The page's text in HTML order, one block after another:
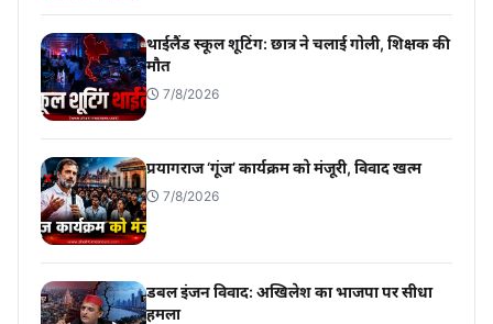
थाईलैंड स्कूल शूटिंग: छात्र ने चलाई गोली, शिक्षक की
मौत
7/8/2026
प्रयागराज ‘गूंज’ कार्यक्रम को मंजूरी, विवाद खत्म
7/8/2026
डबल इंजन विवाद: अखिलेश का भाजपा पर सीधा
हमला